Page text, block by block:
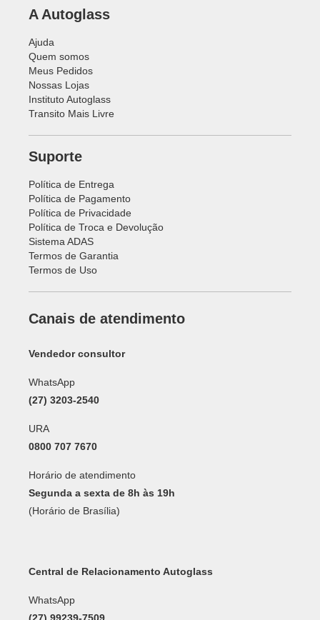
A Autoglass
Ajuda
Quem somos
Meus Pedidos
Nossas Lojas
Instituto Autoglass
Transito Mais Livre
Suporte
Política de Entrega
Política de Pagamento
Política de Privacidade
Política de Troca e Devolução
Sistema ADAS
Termos de Garantia
Termos de Uso
Canais de atendimento
Vendedor consultor
WhatsApp
(27) 3203-2540
URA
0800 707 7670
Horário de atendimento
Segunda a sexta de 8h às 19h
(Horário de Brasília)
Central de Relacionamento Autoglass
WhatsApp